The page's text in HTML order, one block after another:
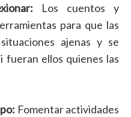
Los cuentos y
para que las
ajenas y se
fueran ellos quienes las
Fomentar actividades